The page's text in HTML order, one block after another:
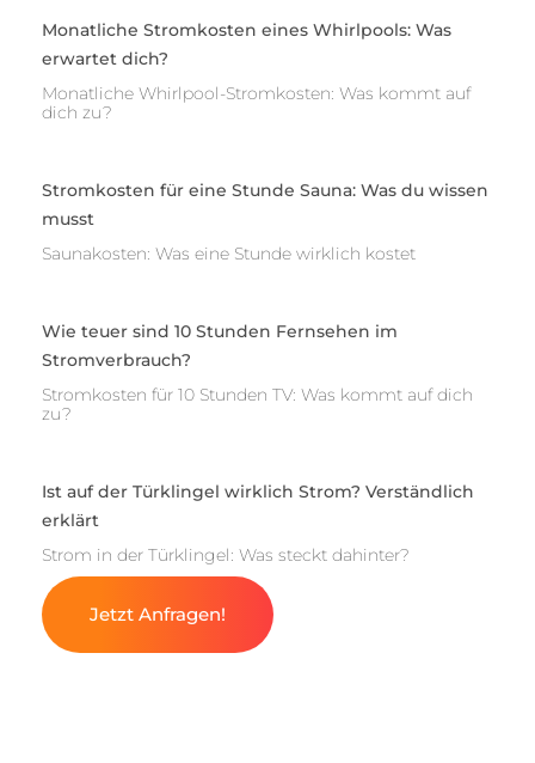
Monatliche Stromkosten eines Whirlpools: Was
erwartet dich?
Monatliche Whirlpool-Stromkosten: Was kommt auf
dich zu?
Stromkosten für eine Stunde Sauna: Was du wissen
musst
Saunakosten: Was eine Stunde wirklich kostet
Wie teuer sind 10 Stunden Fernsehen im
Stromverbrauch?
Stromkosten für 10 Stunden TV: Was kommt auf dich
zu?
Ist auf der Türklingel wirklich Strom? Verständlich
erklärt
Strom in der Türklingel: Was steckt dahinter?
Jetzt Anfragen!